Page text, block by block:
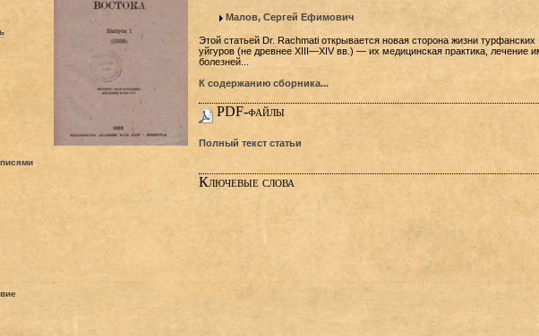
Малов, Сергей Ефимович
Этой статьей Dr. Rachmati открывается новая сторона жизни турфанских
уйгуров (не древнее XIII—XIV вв.) — их медицинская практика, лечение
болезней...
К содержанию сборника...
PDF-файлы
Полный текст статьи
Ключевые слова